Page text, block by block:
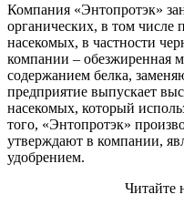
Компания «Энтопротэк»
органических, в том
насекомых, в частности
компании – обезжиренная
содержанием белка,
предприятие выпускает
насекомых, который
того, «Энтопротэк»
утверждают в компании,
удобрением.
Читайте